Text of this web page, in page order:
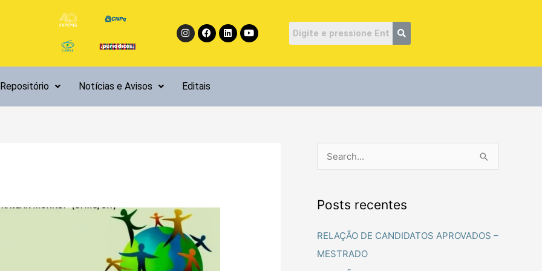
InstagramFacebook
LinkedinYoutube
Repositório Notícias e Avisos Editais
q
u
i
Posts recentes
RELAÇÃO DE CANDIDATOS APROVADOS –
MESTRADO